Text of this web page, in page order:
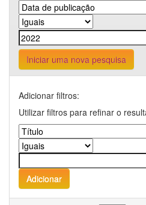
Iniciar uma nova pesquisa
Adicionar filtros:
Utilizar filtros para refinar o